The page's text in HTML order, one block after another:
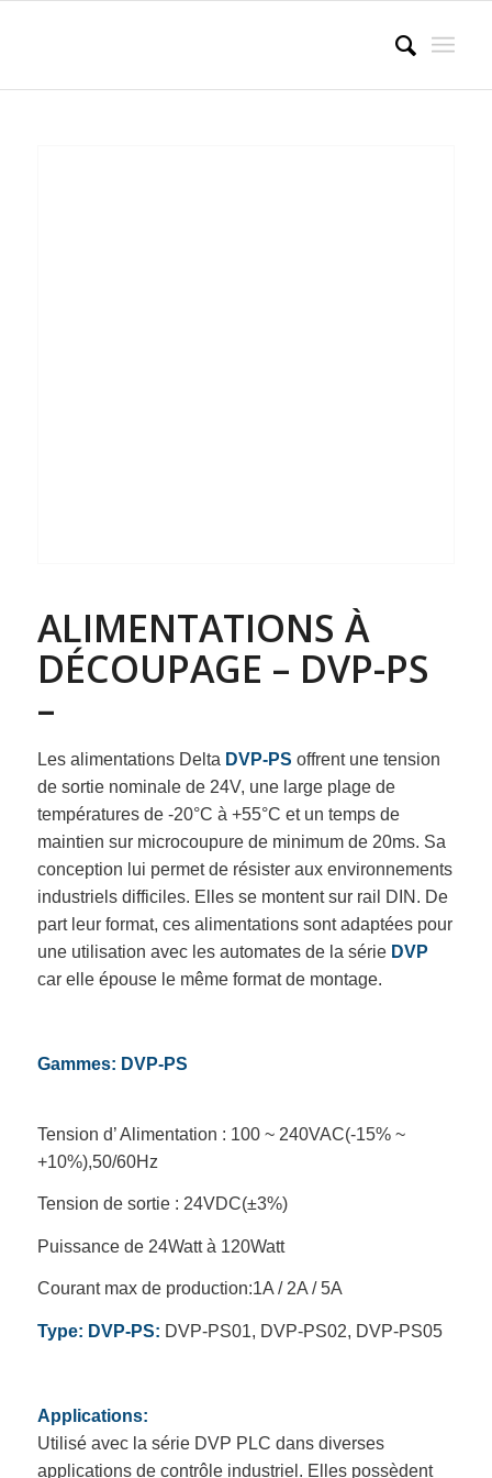
ALIMENTATIONS À
DÉCOUPAGE – DVP-PS
–
Les alimentations Delta DVP-PS offrent une tension
de sortie nominale de 24V, une large plage de
températures de -20°C à +55°C et un temps de
maintien sur microcoupure de minimum de 20ms. Sa
conception lui permet de résister aux environnements
industriels difficiles. Elles se montent sur rail DIN. De
part leur format, ces alimentations sont adaptées pour
une utilisation avec les automates de la série DVP
car elle épouse le même format de montage.
Gammes: DVP-PS
Tension d’ Alimentation : 100 ~ 240VAC(-15% ~
+10%),50/60Hz
Tension de sortie : 24VDC(±3%)
Puissance de 24Watt à 120Watt
Courant max de production:1A / 2A / 5A
Type: DVP-PS: DVP-PS01, DVP-PS02, DVP-PS05
Applications:
Utilisé avec la série DVP PLC dans diverses
applications de contrôle industriel. Elles possèdent